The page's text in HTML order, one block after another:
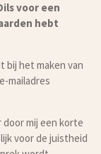
voor een
hebt
bij het maken van
mailadres
door mij een korte
voor de juistheid